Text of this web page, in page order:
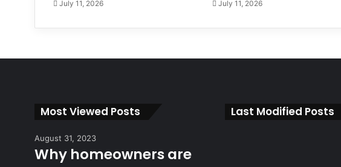
July 11, 2026 July 11, 2026
Most Viewed Posts
August 31, 2023
Why homeowners are
Last Modified Posts